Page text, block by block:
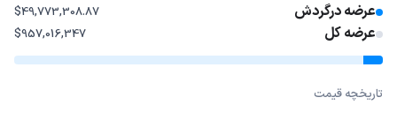
عرضه درگردش $49,773,308.87
عرضه کل $957,016,347
تاریخچه قیمت